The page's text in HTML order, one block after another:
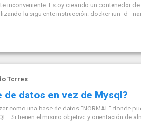
inconveniente: Estoy creando un contenedor
la siguiente instrucción: docker run -d --
Torres
de datos en vez de Mysql?
como una base de datos "NORMAL" donde
. Si tienen el mismo objetivo y orientación de